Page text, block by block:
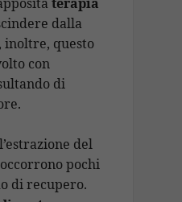
dalla
inoltre, questo
con
di
del
pochi
di recupero.